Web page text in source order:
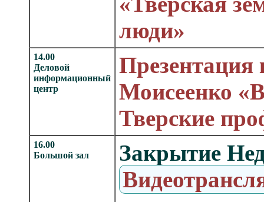
люди»
14.00
Деловой
информационный
центр
Моисеенко
Тверские
16.00
Большой зал
Закрытие